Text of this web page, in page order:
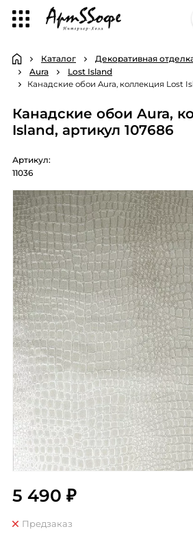
Каталог Декоративная
Aura
Lost Island
Канадские обои Aura, коллекция Lost
Канадские обои Aura,
Island, артикул 107686
Артикул:
11036
5 490 ₽
Предзаказ